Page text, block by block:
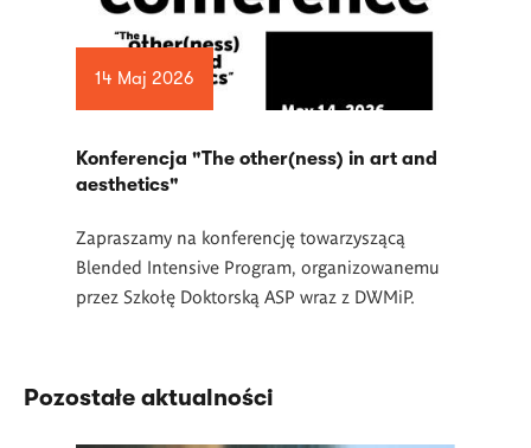
14 Maj 2026
Konferencja "The other(ness) in art and
aesthetics"
Zapraszamy na konferencję towarzyszącą
Blended Intensive Program, organizowanemu
przez Szkołę Doktorską ASP wraz z DWMiP.
Pozostałe aktualności